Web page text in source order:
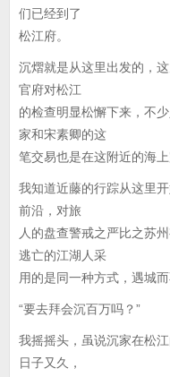
们已经到了
松江府。
沉熠就是从这里出发的，
官府对松江
的检查明显松懈下来，不
家和宋素卿的这
笔交易也是在这附近的海上
我知道近藤的行踪从这里
前沿，对旅
人的盘查警戒之严比之苏
逃亡的江湖人采
用的是同一种方式，遇城
“要去拜会沉百万吗？”
我摇摇头，虽说沉家在松
日子又久，